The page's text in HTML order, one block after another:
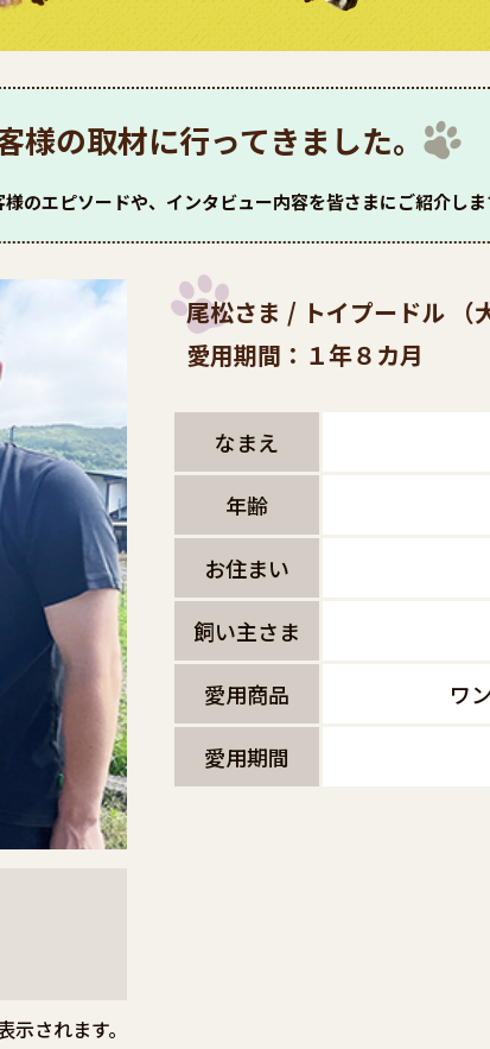
様の取材に行ってきました。
のエピソードや、インタビュー内容を皆さまにご紹介しま
尾松さま / トイプードル （
愛用期間：１年８カ月
なまえ
年齢
お住まい
飼い主さま
愛用商品 ワ
愛用期間
されます。